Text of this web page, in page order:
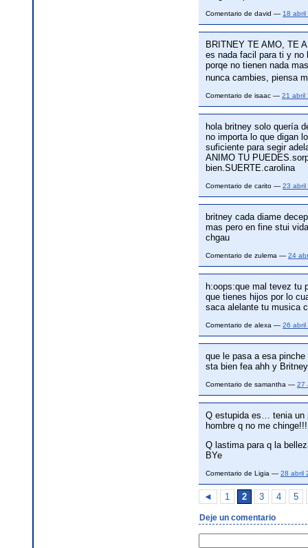
Comentario de david — 18
BRITNEY TE AMO, TE
es nada facil para ti y no
porqe no tienen nada
nunca cambies, piensa
Comentario de isaac — 21 abril
hola britney solo quería
no importa lo que digan
suficiente para segir
ANIMO TU
bien.SUERTE.carolina
Comentario de carito — 23 abril
britney cada diame
mas pero en fine stui
chgau
Comentario de zulema — 24
h:oops:que mal tevez tu
que tienes hijos por lo
saca alelante tu musica
Comentario de alexa — 26 abril
que le pasa a esa
sta bien fea ahh y
Comentario de samantha — 27
Q estupida es… tenia un
hombre q no me
Q lastima para q la
BYe
Comentario de Ligia — 28 abril
◄ 1 2 3 4 5
Deje un comentario